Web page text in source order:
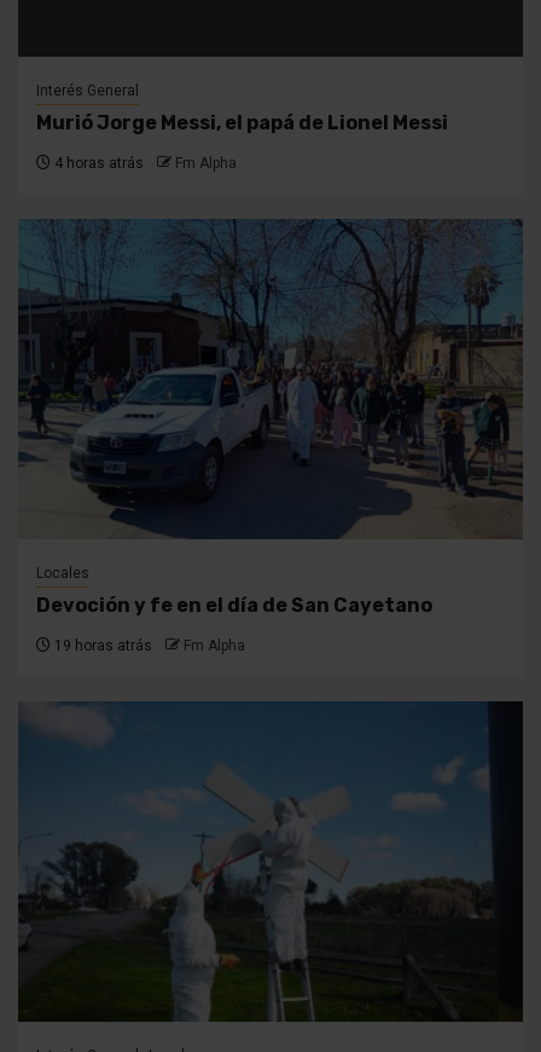
Interés General
Murió Jorge Messi, el papá de Lionel Messi
4 horas atrás Fm Alpha
Locales
Devoción y fe en el día de San Cayetano
19 horas atrás Fm Alpha